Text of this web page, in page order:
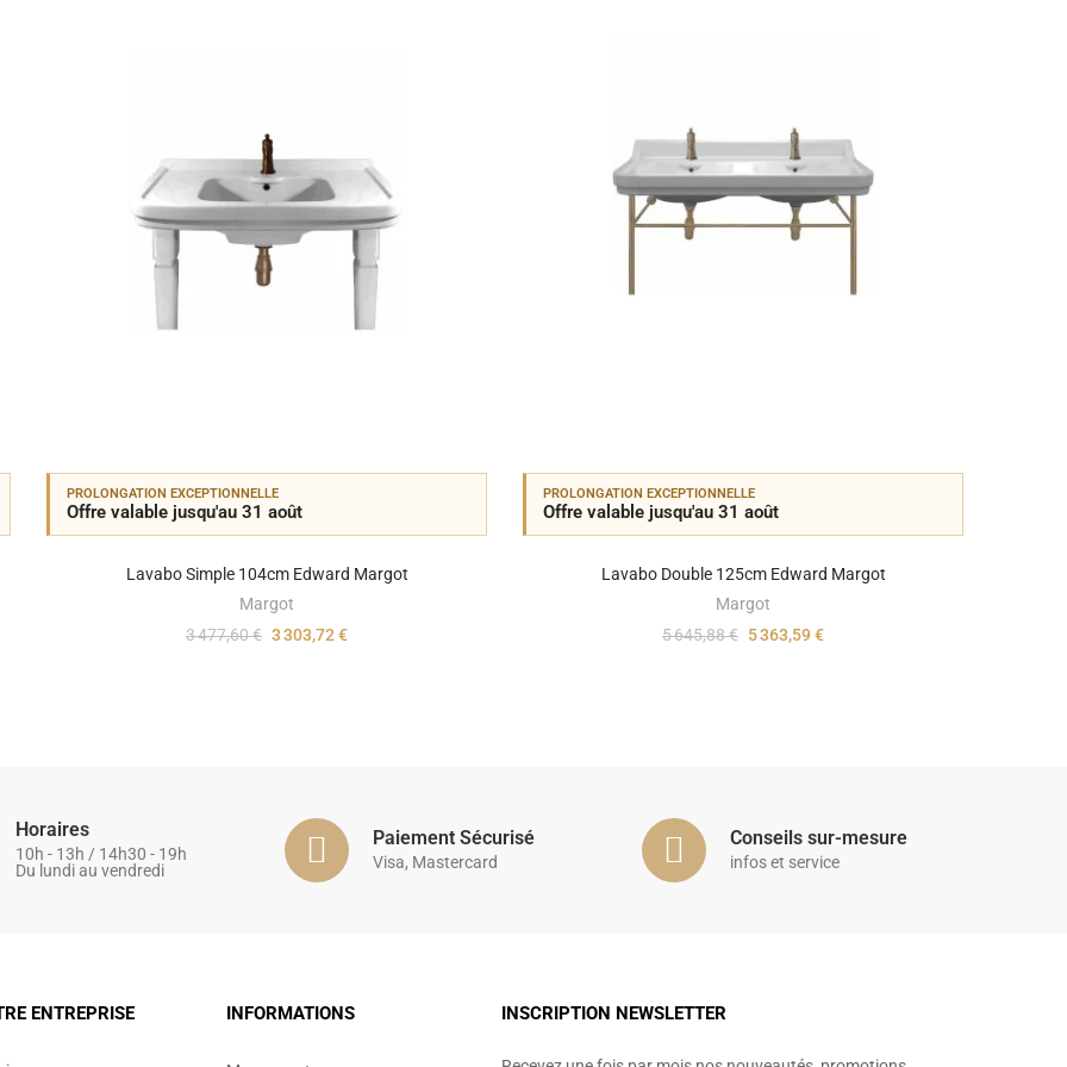
PROLONGATION EXCEPTIONNELLE
Offre valable jusqu'au 31 août
Lavabo Simple 104cm Edward Margot
Margot
3 477,60 € 3 303,72 €
PROLONGATION EXCEPTIONNELLE
Offre valable jusqu'au 31 août
Lavabo Double 125cm Edward Margot
Margot
5 645,88 € 5 363,59 €
Horaires
10h - 13h / 14h30 - 19h
Du lundi au vendredi
Paiement Sécurisé
Visa, Mastercard
Conseils sur-mesure
infos et service
ENTREPRISE INFORMATIONS INSCRIPTION NEWSLETTER